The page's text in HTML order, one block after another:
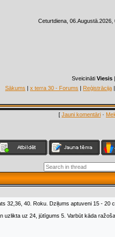
Ceturtdiena, 06.Augustā.2026,
Sveicināti Viesis |
Sākums | x terra 30 - Forums | Reģistrācija |
[ Jauni komentāri ·
32,36, 40. Roku. Dziļums aptuveni 15 - 20
uzlikta uz 24, jūtīgums 5. Varbūt kāda